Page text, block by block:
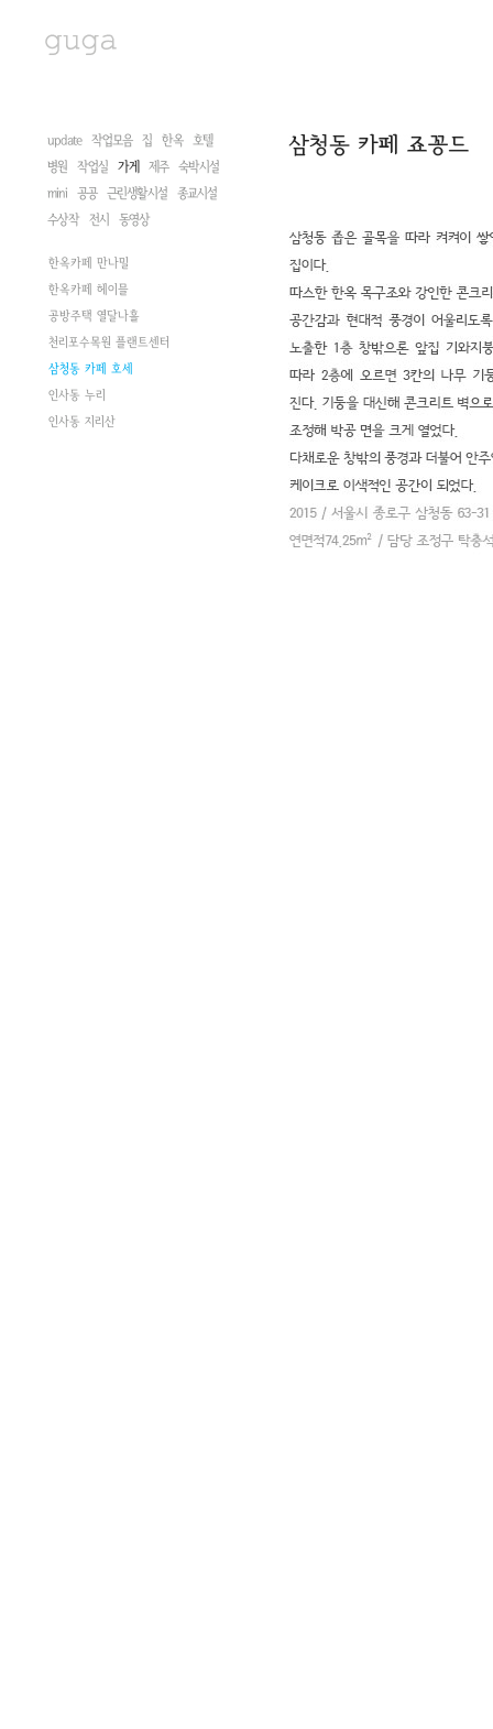
update 작업모음 집 한옥
호텔
병원
작업실 가게 제주
숙박시설
mini
공공 근린생활시설
종교시설
수상작
전시 동영상
한옥카페 만나밀
한옥카페 헤이믈
공방주택 열달나흘
천리포수목원 플랜트센터
삼청동 카페 호세
인사동 누리
인사동 지리산